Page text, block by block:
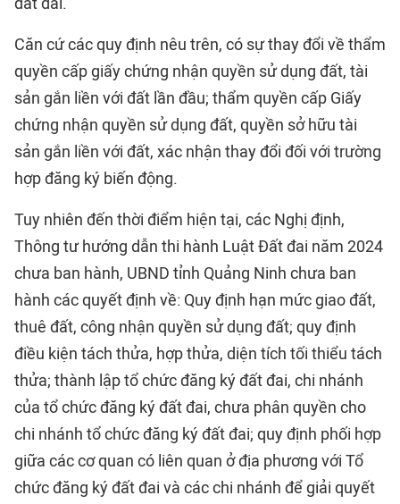
Căn cứ các quy định nêu trên, có sự thay đổi về thẩm
quyền cấp giấy chứng nhận quyền sử dụng đất, tài
sản gắn liền với đất lần đầu; thẩm quyền cấp Giấy
chứng nhận quyền sử dụng đất, quyền sở hữu tài
sản gắn liền với đất, xác nhận thay đổi đối với trường
hợp đăng ký biến động.
Tuy nhiên đến thời điểm hiện tại, các Nghị định,
Thông tư hướng dẫn thi hành Luật Đất đai năm 2024
chưa ban hành, UBND tỉnh Quảng Ninh chưa ban
hành các quyết định về: Quy định hạn mức giao đất,
thuê đất, công nhận quyền sử dụng đất; quy định
điều kiện tách thửa, hợp thửa, diện tích tối thiểu tách
thửa; thành lập tổ chức đăng ký đất đai, chi nhánh
của tổ chức đăng ký đất đai, chưa phân quyền cho
chi nhánh tổ chức đăng ký đất đai; quy định phối hợp
giữa các cơ quan có liên quan ở địa phương với Tổ
chức đăng ký đất đai và các chi nhánh để giải quyết